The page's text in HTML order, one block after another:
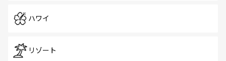
ハワイ
リゾート